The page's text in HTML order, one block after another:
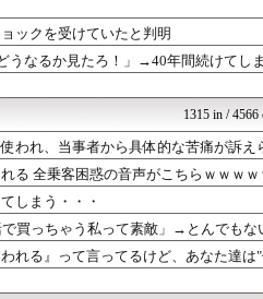
厳選！韓国情報
乃木坂46まとめ 乃
助を受け...
はーとらいふ -出会
なんJ政治ネタまと
用」[8...
国難にあってもの
芸能人の気になる
ｗｗｗ
気団まとめ-噫無情
ｗｗ
ラビット速報
された、...
はーとらいふ -出
！！！！...
育児板拾い読み
げぇ速
「完全に...
海外トークログ
究極のまとめ.com
坂道情報通～乃木
ックを受けていたと判明
うなるか見たろ！」→40年間続けてし
1315 in / 4566
われ、当事者から具体的な苦痛が訴え
る 全乗客困惑の音声がこちらｗｗｗｗ
しまう・・・
買っちゃう私って素敵」→とんでもな
れる』って言ってるけど、あなた達は